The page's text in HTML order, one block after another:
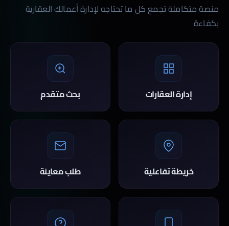
منصة متكاملة تجمع كل ما تحتاجه لإدارة أعمالك العقارية
بكفاءة
إدارة العقارات بحث متقدم
خريطة تفاعلية طلب معاينة